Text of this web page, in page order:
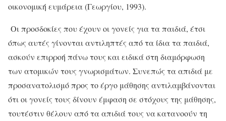
οικονομική ευμάρεια (Γεωργίου, 1993).
Οι προσδοκίες που έχουν οι γονείς για τα παιδιά, έτσι
όπως αυτές γίνονται αντιληπτές από τα ίδια τα παιδιά,
ασκούν επιρροή πάνω τους και ειδικά στη διαμόρφωση
των ατομικών τους γνωρισμάτων. Συνεπώς τα απιδιά με
προσανατολισμό προς το έργο μάθησης αντιλαμβάνονται
ότι οι γονείς τους δίνουν έμφαση σε στόχους της μάθησης,
τουτέστιν θέλουν από τα απιδιά τους να κατανοούν τη